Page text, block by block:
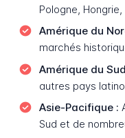
Pologne,
Amérique du
marchés
Amérique du
autres pays
Asie-Pacifique :
Sud et de